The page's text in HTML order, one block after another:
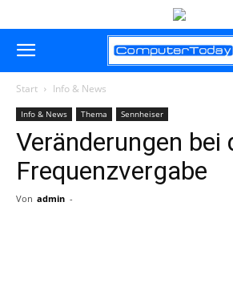
Start Info & News
Info & News Thema Sennheiser
Veränderungen bei
Frequenzvergabe
Von admin -